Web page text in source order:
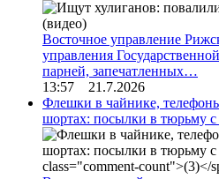
Восточное управление
управления
парней, запечатленных…
13:57 21.7.2026
Флешки в чайнике,
шортах: посылки в тюрьму